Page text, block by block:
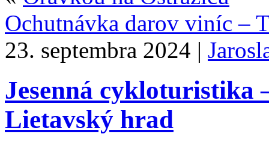
Ochutnávka darov viníc –
23. septembra 2024 |
Jesenná cykloturistika
Lietavský hrad